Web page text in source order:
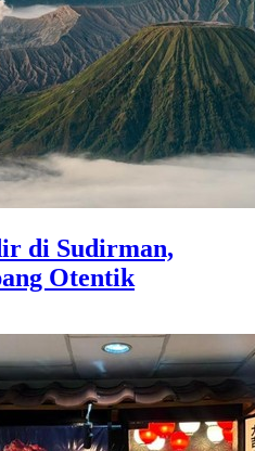
di Sudirman,
Otentik